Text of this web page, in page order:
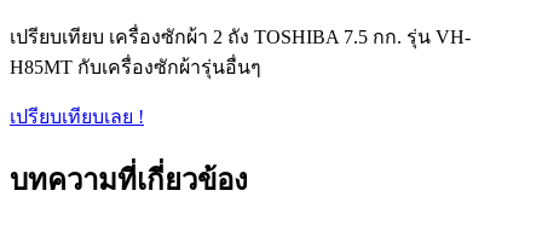
เปรียบเทียบ เครื่องซักผ้า 2 ถัง TOSHIBA 7.5 กก. รุ่น VH-
H85MT กับเครื่องซักผ้ารุ่นอื่นๆ
เปรียบเทียบเลย !
บทความที่เกี่ยวข้อง